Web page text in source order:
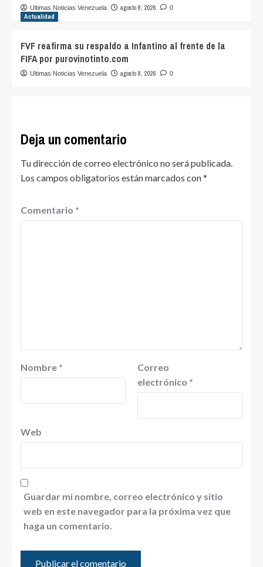
Ultimas Noticias Venezuela agosto 8, 2026 0
Actualidad
FVF reafirma su respaldo a Infantino al frente de la
FIFA por purovinotinto.com
Ultimas Noticias Venezuela agosto 8, 2026 0
Deja un comentario
Tu dirección de correo electrónico no será publicada.
Los campos obligatorios están marcados con*
Comentario *
Nombre *
Correo
electrónico *
Web
Guardar mi nombre, correo electrónico y sitio
web en este navegador para la próxima vez que
haga un comentario.